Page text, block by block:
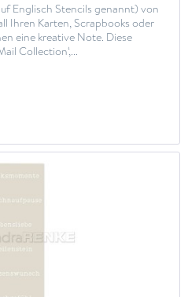
Englisch Stencils genannt) von
Ihren Karten, Scrapbooks oder
eine kreative Note. Diese
Collection‘,...